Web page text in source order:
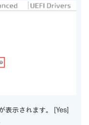
表示されます。 [Yes]